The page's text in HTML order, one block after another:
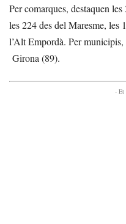
Per comarques, destaquen
les 224 des del Maresme, les
l’Alt Empordà. Per
Girona (89).
- Et